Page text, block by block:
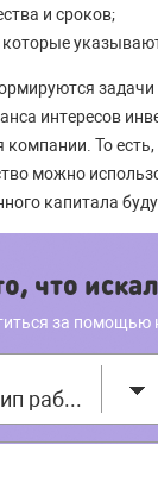
и сроков;
интересов
компании. То
можно
капитала
что
за помощью
Выберите тип работы